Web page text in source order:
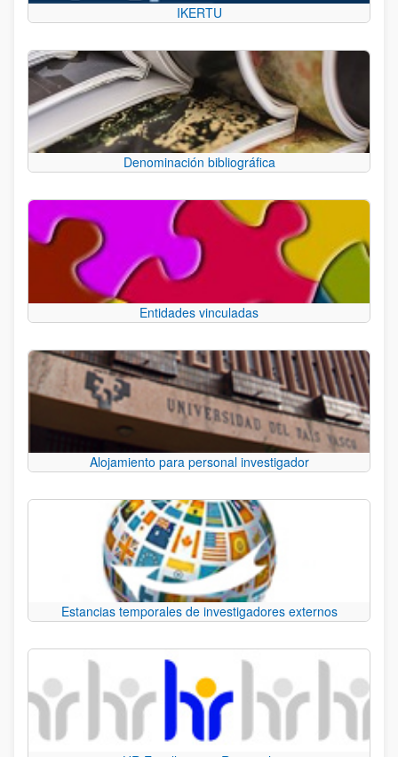
IKERTU
Denominación bibliográfica
Entidades vinculadas
Alojamiento para personal investigador
Estancias temporales de investigadores externos